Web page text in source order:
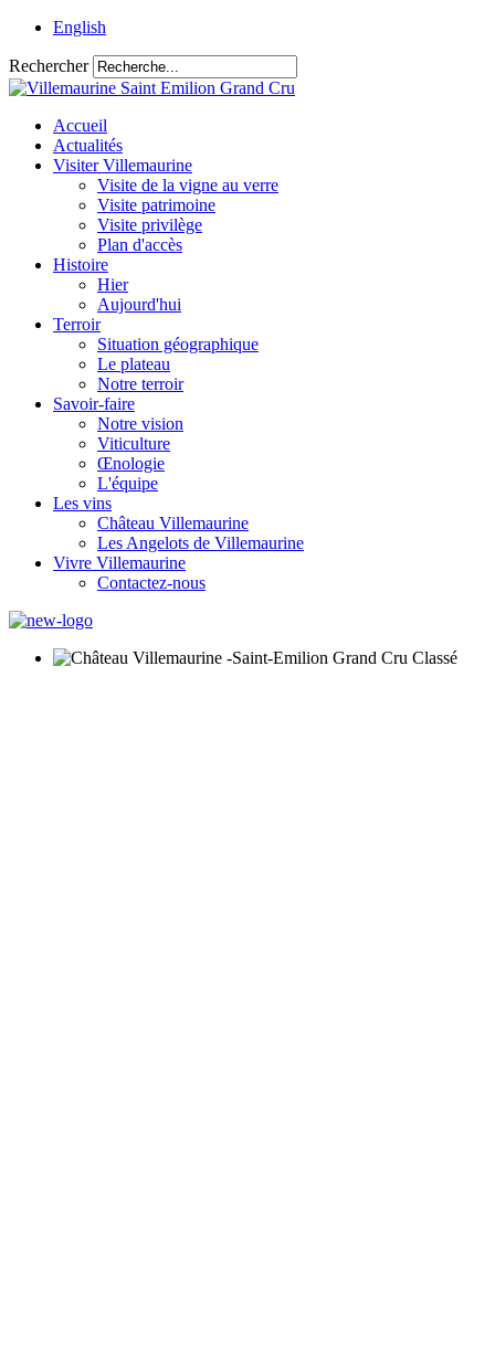
English
Rechercher
Accueil
Actualités
Visiter Villemaurine
Visite de la vigne au verre
Visite patrimoine
Visite privilège
Plan d'accès
Histoire
Hier
Aujourd'hui
Terroir
Situation géographique
Le plateau
Notre terroir
Savoir-faire
Notre vision
Viticulture
Œnologie
L'équipe
Les vins
Château Villemaurine
Les Angelots de Villemaurine
Vivre Villemaurine
Contactez-nous